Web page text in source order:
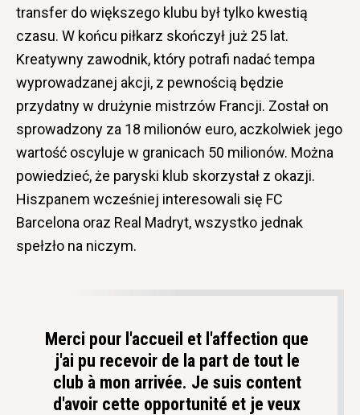
transfer do większego klubu był tylko kwestią
czasu. W końcu piłkarz skończył już 25 lat.
Kreatywny zawodnik, który potrafi nadać tempa
wyprowadzanej akcji, z pewnością będzie
przydatny w drużynie mistrzów Francji. Został on
sprowadzony za 18 milionów euro, aczkolwiek jego
wartość oscyluje w granicach 50 milionów. Można
powiedzieć, że paryski klub skorzystał z okazji.
Hiszpanem wcześniej interesowali się FC
Barcelona oraz Real Madryt, wszystko jednak
spełzło na niczym.
Merci pour l'accueil et l'affection que
j'ai pu recevoir de la part de tout le
club à mon arrivée. Je suis content
d'avoir cette opportunité et je veux